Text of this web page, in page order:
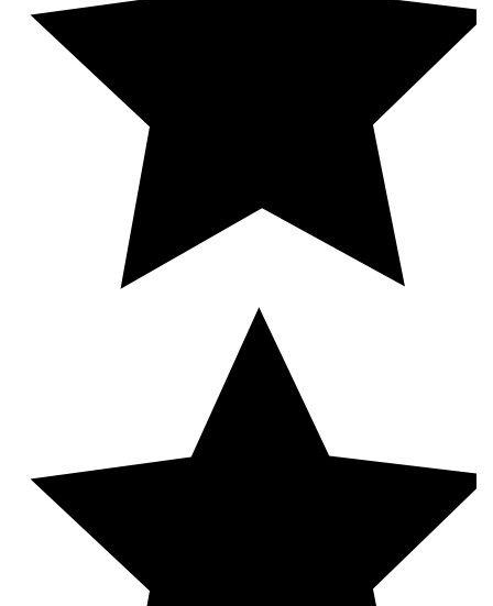
промышленного электрического
водонагревателя
Заглубленные насосные станции
пожаротушения
Водонагреватели для стадионов и спортзалов
Промышленный водонагреватель для цеха
Промышленные водонагреватели для
многоквартирных домов
Водонагреватель для фитнесс-центра и ФОК
Водонагреватель для гостиницы
Расчет пластинчатого теплообменника
Схема подключения бойлера (водонагревателя)